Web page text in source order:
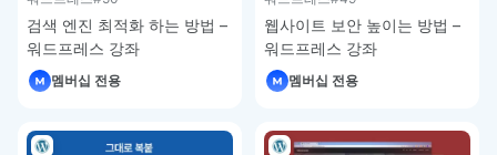
검색 엔진 최적화 하는 방법 –
워드프레스 강좌
멤버십 전용
웹사이트 보안 높이는 방법 –
워드프레스 강좌
멤버십 전용